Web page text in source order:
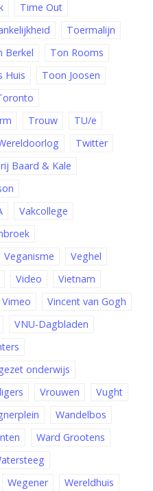
Time Out
Toermalijn
Berkel
Ton Rooms
Huis
Toon Joosen
Trouw
TU/e
Twitter
Baard & Kale
Vakcollege
Veganisme
Veghel
Video
Vietnam
Vimeo
Vincent van Gogh
VNU-Dagbladen
onderwijs
Vrouwen
Vught
Wandelbos
Ward Grootens
Wegener Wereldhuis